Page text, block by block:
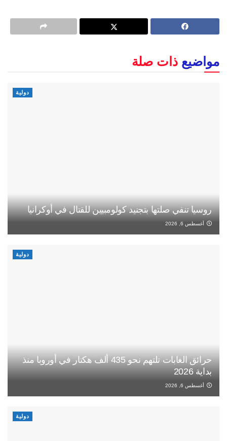
مواضيع ذات صلة
دولية
روسيا تنفي صلتها بتجنيد كولومبيين للقتال في أوكرانيا
أغسطس 6, 2026
دولية
حرائق الغابات تلتهم نحو 435 ألف هكتار في أوروبا منذ
بداية 2026
أغسطس 6, 2026
دولية